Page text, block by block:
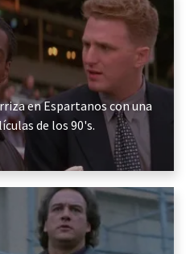
en Espartanos con una
de los 90's.